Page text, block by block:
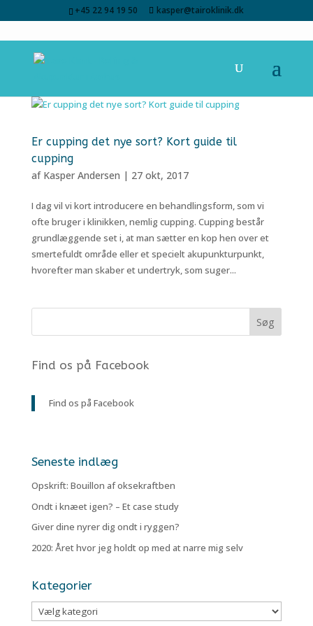
+45 22 94 19 50 kasper@tairoklinik.dk
Er cupping det nye sort? Kort guide til
cupping
af Kasper Andersen | 27 okt, 2017
I dag vil vi kort introducere en behandlingsform, som vi
ofte bruger i klinikken, nemlig cupping. Cupping består
grundlæggende set i, at man sætter en kop hen over et
smertefuldt område eller et specielt akupunkturpunkt,
hvorefter man skaber et undertryk, som suger...
Find os på Facebook
Find os på Facebook
Seneste indlæg
Opskrift: Bouillon af oksekraftben
Ondt i knæet igen? – Et case study
Giver dine nyrer dig ondt i ryggen?
2020: Året hvor jeg holdt op med at narre mig selv
Kategorier
Kategorier